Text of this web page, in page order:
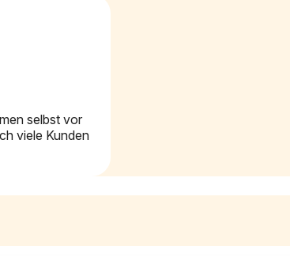
selbst vor
viele Kunden